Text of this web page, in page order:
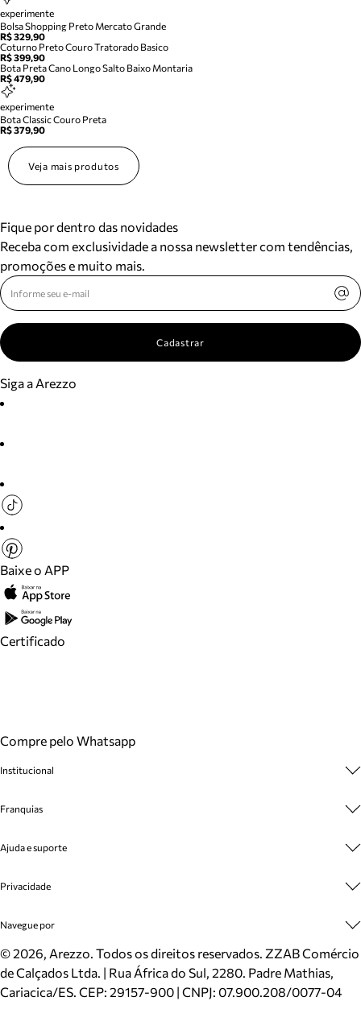
experimente
Bolsa Shopping Preto Mercato Grande
R$ 329,90
Coturno Preto Couro Tratorado Basico
R$ 399,90
Bota Preta Cano Longo Salto Baixo Montaria
R$ 479,90
experimente
Bota Classic Couro Preta
R$ 379,90
Veja mais produtos
Fique por dentro das novidades
Receba com exclusividade a nossa newsletter com tendências,
promoções e muito mais.
Cadastrar
Siga a Arezzo
Baixe o APP
Certificado
Compre pelo Whatsapp
Institucional
Cashback
Venda Corporativa
Mapa do Site
Inverno
Mundo Arezzo
Franquias
Plano de Negócio
Ajuda e suporte
Cadastro
Meus Pedidos
Trocas e Devoluções
Cartão Presente
Localizador de lojas
Privacidade
Politica e Privacidade
Navegue por
Sapatos
Bolsas
Scarpins
©2026, Arezzo. Todos os direitos reservados. ZZAB Comércio
de Calçados Ltda. | Rua África do Sul, 2280. Padre Mathias,
Cariacica/ES. CEP: 29157-900 | CNPJ: 07.900.208/0077-04